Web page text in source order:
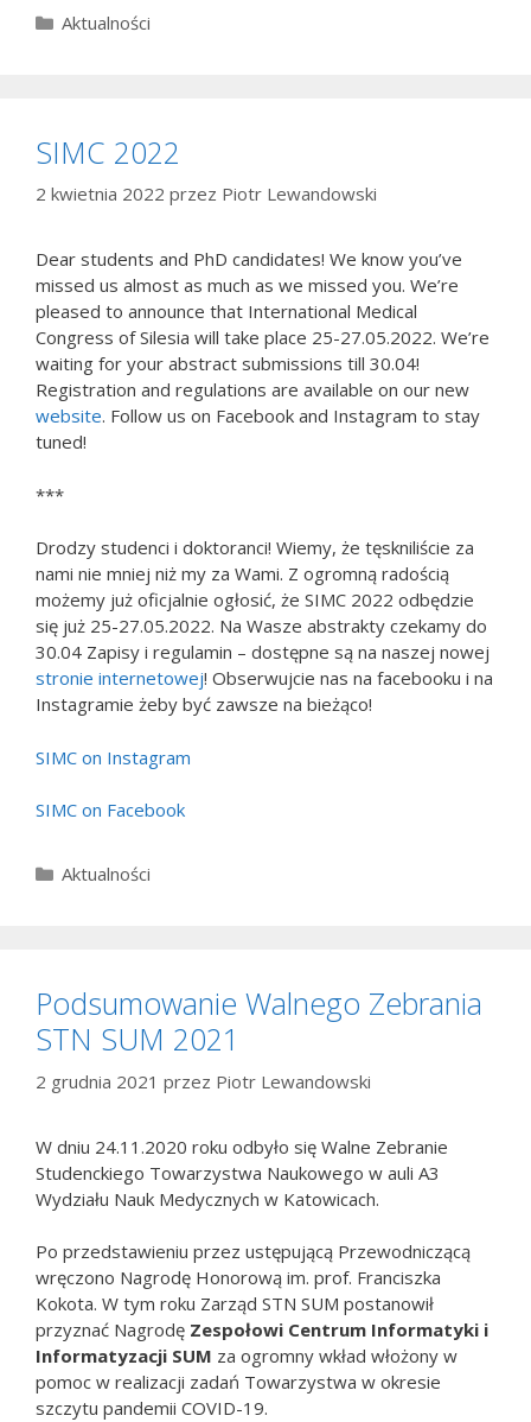
Kategorie
Aktualności
SIMC 2022
2 kwietnia 2022 przez Piotr Lewandowski
Dear students and PhD candidates! We know you’ve
missed us almost as much as we missed you. We’re
pleased to announce that International Medical
Congress of Silesia will take place 25-27.05.2022. We’re
waiting for your abstract submissions till 30.04!
Registration and regulations are available on our new
website. Follow us on Facebook and Instagram to stay
tuned!
***
Drodzy studenci i doktoranci! Wiemy, że tęskniliście za
nami nie mniej niż my za Wami. Z ogromną radością
możemy już oficjalnie ogłosić, że SIMC 2022 odbędzie
się już 25-27.05.2022. Na Wasze abstrakty czekamy do
30.04 Zapisy i regulamin – dostępne są na naszej nowej
stronie internetowej! Obserwujcie nas na facebooku i na
Instagramie żeby być zawsze na bieżąco!
SIMC on Instagram
SIMC on Facebook
Kategorie
Aktualności
Podsumowanie Walnego Zebrania
STN SUM 2021
2 grudnia 2021 przez Piotr Lewandowski
W dniu 24.11.2020 roku odbyło się Walne Zebranie
Studenckiego Towarzystwa Naukowego w auli A3
Wydziału Nauk Medycznych w Katowicach.
Po przedstawieniu przez ustępującą Przewodniczącą
wręczono Nagrodę Honorową im. prof. Franciszka
Kokota. W tym roku Zarząd STN SUM postanowił
przyznać Nagrodę Zespołowi Centrum Informatyki i
Informatyzacji SUM za ogromny wkład włożony w
pomoc w realizacji zadań Towarzystwa w okresie
szczytu pandemii COVID-19.